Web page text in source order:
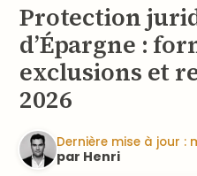
Protection
d’Épargne :
exclusions et
2026
Dernière mise à jour :
par Henri